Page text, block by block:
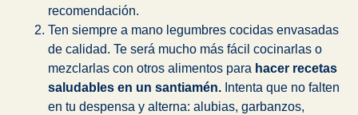
recomendación.
Ten siempre a mano legumbres cocidas envasadas
de calidad. Te será mucho más fácil cocinarlas o
mezclarlas con otros alimentos para hacer recetas
saludables en un santiamén. Intenta que no falten
en tu despensa y alterna: alubias, garbanzos,